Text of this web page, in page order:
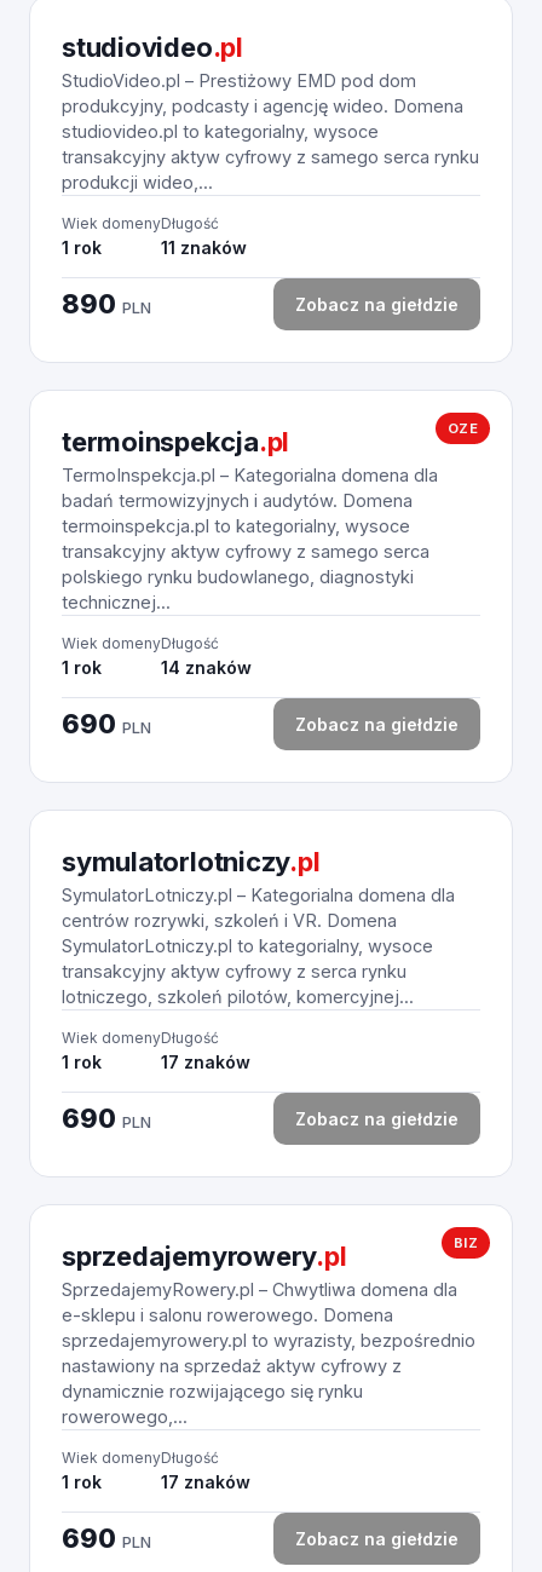
studiovideo.pl
StudioVideo.pl – Prestiżowy EMD pod dom
produkcyjny, podcasty i agencję wideo. Domena
studiovideo.pl to kategorialny, wysoce
transakcyjny aktyw cyfrowy z samego serca rynku
produkcji wideo,...
Wiek domeny
1 rok
Długość
11 znaków
890 PLN Zobacz na giełdzie
OZE
termoinspekcja.pl
TermoInspekcja.pl – Kategorialna domena dla
badań termowizyjnych i audytów. Domena
termoinspekcja.pl to kategorialny, wysoce
transakcyjny aktyw cyfrowy z samego serca
polskiego rynku budowlanego, diagnostyki
technicznej...
Wiek domeny
1 rok
Długość
14 znaków
690 PLN Zobacz na giełdzie
symulatorlotniczy.pl
SymulatorLotniczy.pl – Kategorialna domena dla
centrów rozrywki, szkoleń i VR. Domena
SymulatorLotniczy.pl to kategorialny, wysoce
transakcyjny aktyw cyfrowy z serca rynku
lotniczego, szkoleń pilotów, komercyjnej...
Wiek domeny
1 rok
Długość
17 znaków
690 PLN Zobacz na giełdzie
BIZ
sprzedajemyrowery.pl
SprzedajemyRowery.pl – Chwytliwa domena dla
e-sklepu i salonu rowerowego. Domena
sprzedajemyrowery.pl to wyrazisty, bezpośrednio
nastawiony na sprzedaż aktyw cyfrowy z
dynamicznie rozwijającego się rynku
rowerowego,...
Wiek domeny
1 rok
Długość
17 znaków
690 PLN Zobacz na giełdzie